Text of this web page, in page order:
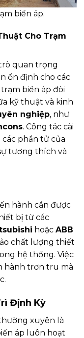
biến áp.
Cho Trạm
quan trọng
ổn định cho các
biến áp đòi
kỹ thuật và kinh
nghiệp, như
. Công tác cài
phần tử của
tương thích và
hành cần được
bị từ các
hoặc ABB
chất lượng thiết
hệ thống. Việc
hành trơn tru mà
Định Kỳ
xuyên là
áp luôn hoạt